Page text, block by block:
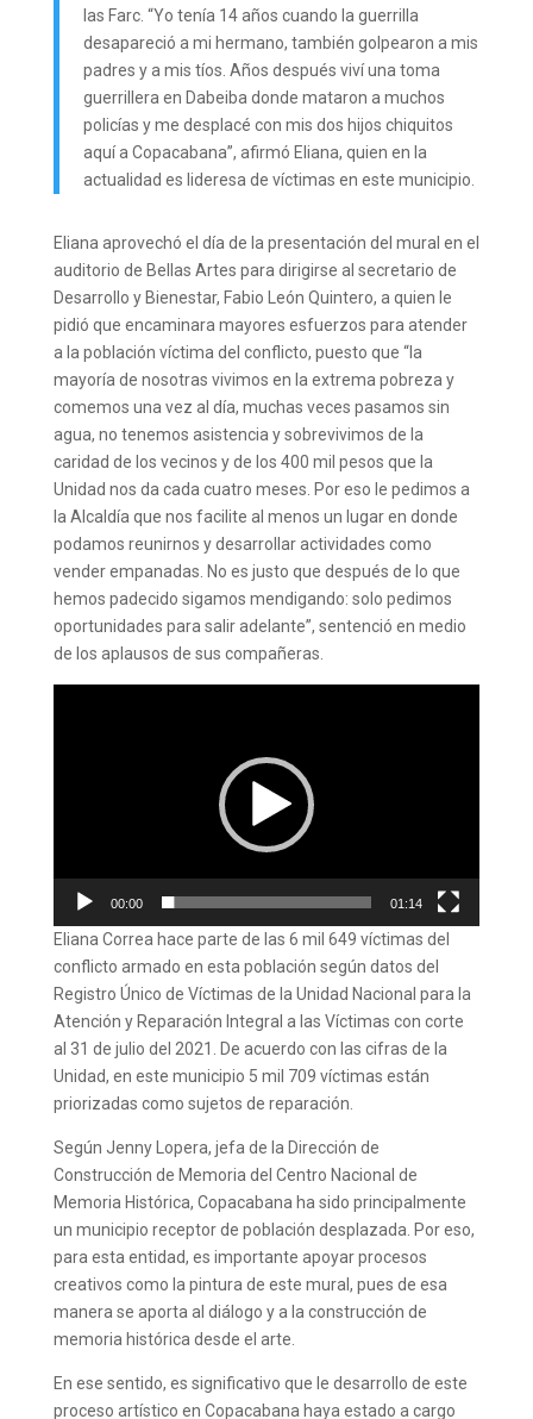
las Farc. “Yo tenía 14 años cuando la guerrilla
desapareció a mi hermano, también golpearon a mis
padres y a mis tíos. Años después viví una toma
guerrillera en Dabeiba donde mataron a muchos
policías y me desplacé con mis dos hijos chiquitos
aquí a Copacabana”, afirmó Eliana, quien en la
actualidad es lideresa de víctimas en este municipio.
Eliana aprovechó el día de la presentación del mural en el
auditorio de Bellas Artes para dirigirse al secretario de
Desarrollo y Bienestar, Fabio León Quintero, a quien le
pidió que encaminara mayores esfuerzos para atender
a la población víctima del conflicto, puesto que “la
mayoría de nosotras vivimos en la extrema pobreza y
comemos una vez al día, muchas veces pasamos sin
agua, no tenemos asistencia y sobrevivimos de la
caridad de los vecinos y de los 400 mil pesos que la
Unidad nos da cada cuatro meses. Por eso le pedimos a
la Alcaldía que nos facilite al menos un lugar en donde
podamos reunirnos y desarrollar actividades como
vender empanadas. No es justo que después de lo que
hemos padecido sigamos mendigando: solo pedimos
oportunidades para salir adelante”, sentenció en medio
de los aplausos de sus compañeras.
00:00 01:14
Eliana Correa hace parte de las 6 mil 649 víctimas del
conflicto armado en esta población según datos del
Registro Único de Víctimas de la Unidad Nacional para la
Atención y Reparación Integral a las Víctimas con corte
al 31 de julio del 2021. De acuerdo con las cifras de la
Unidad, en este municipio 5 mil 709 víctimas están
priorizadas como sujetos de reparación.
Según Jenny Lopera, jefa de la Dirección de
Construcción de Memoria del Centro Nacional de
Memoria Histórica, Copacabana ha sido principalmente
un municipio receptor de población desplazada. Por eso,
para esta entidad, es importante apoyar procesos
creativos como la pintura de este mural, pues de esa
manera se aporta al diálogo y a la construcción de
memoria histórica desde el arte.
En ese sentido, es significativo que le desarrollo de este
proceso artístico en Copacabana haya estado a cargo